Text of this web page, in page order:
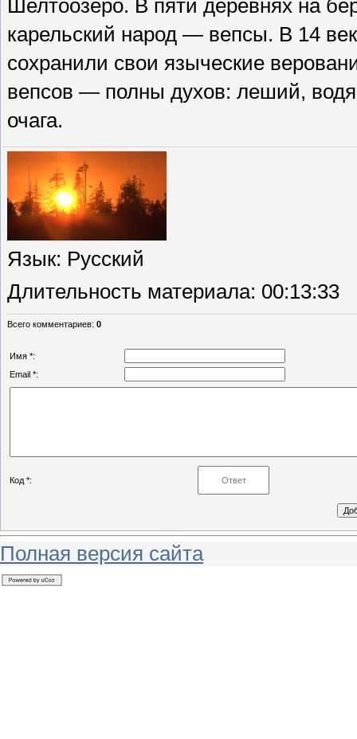
Шелтоозеро. В пяти деревнях на
карельский народ — вепсы. В 14
сохранили свои языческие
вепсов — полны духов: леший,
очага.
Язык: Русский
Длительность материала: 00:13:33
Всего комментариев: 0
Имя *:
Email *:
Код *:
Полная версия сайта